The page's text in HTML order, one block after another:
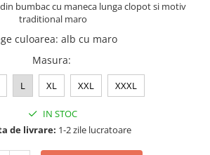
bumbac cu maneca lunga clopot si motiv
traditional maro
culoarea: alb cu maro
Masura:
L XL XXL XXXL
IN STOC
de livrare: 1-2 zile lucratoare